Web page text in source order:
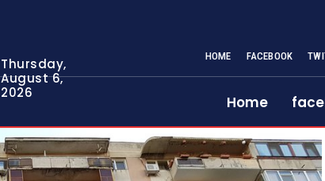
Thursday,
August 6,
2026
HOME FACEBOOK
Home